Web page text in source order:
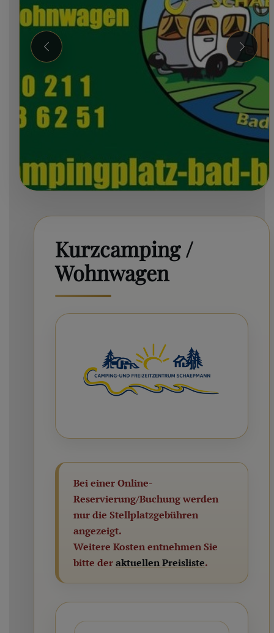
Zurück Weiter
Kurzcamping /
Wohnwagen
Bei einer Online-
Reservierung/Buchung werden
nur die Stellplatzgebühren
angezeigt.
Weitere Kosten entnehmen Sie
bitte deraktuellen Preisliste.